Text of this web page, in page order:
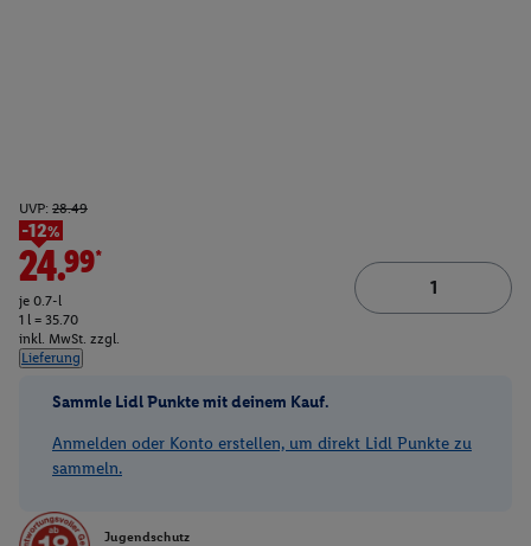
UVP: 28.49
-12%
24.99*
je 0.7-l
1 l = 35.70
inkl. MwSt. zzgl.
Lieferung
Sammle Lidl Punkte mit deinem Kauf.
Anmelden oder Konto erstellen, um direkt Lidl Punkte zu
sammeln.
Jugendschutz